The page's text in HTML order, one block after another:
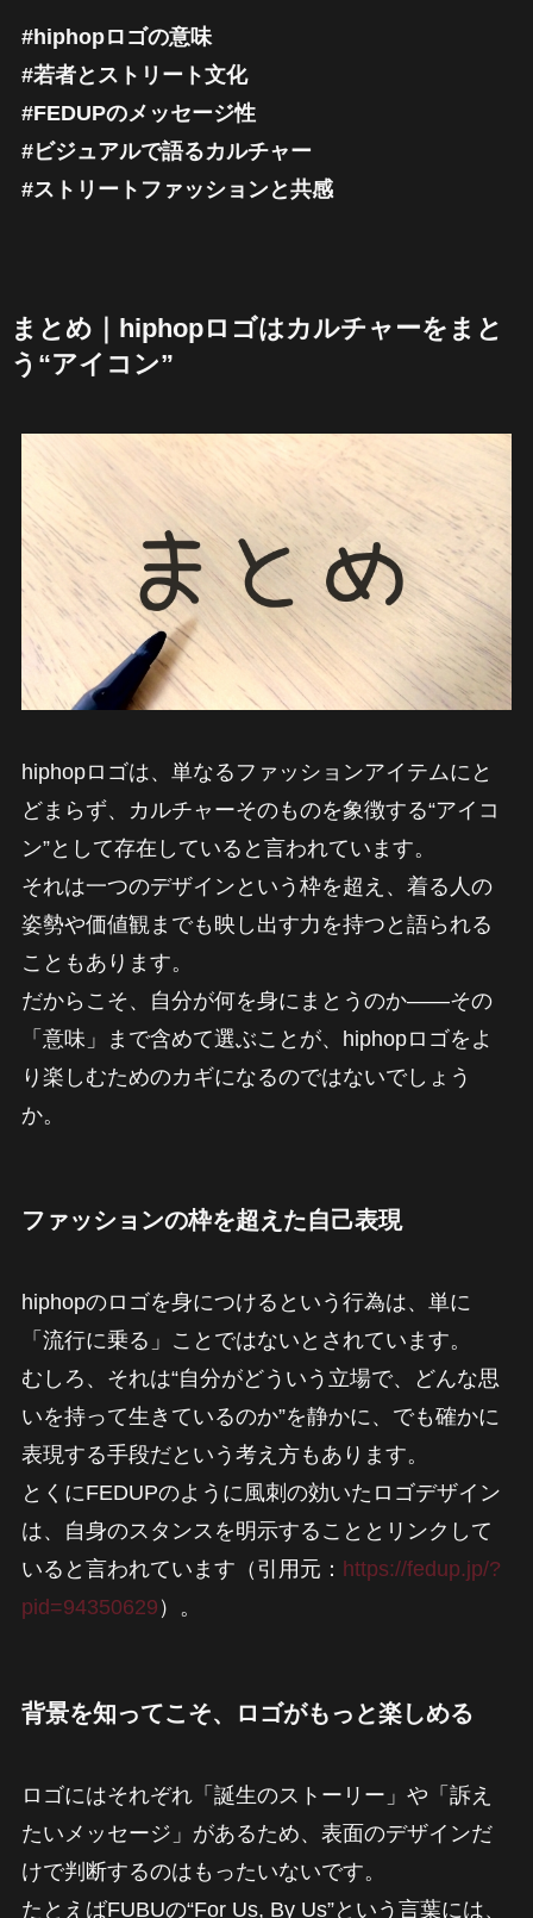
#hiphopロゴの意味
#若者とストリート文化
#FEDUPのメッセージ性
#ビジュアルで語るカルチャー
#ストリートファッションと共感
まとめ｜hiphopロゴはカルチャーをまと
う“アイコン”
hiphopロゴは、単なるファッションアイテムにと
どまらず、カルチャーそのものを象徴する“アイコ
ン”として存在していると言われています。
それは一つのデザインという枠を超え、着る人の
姿勢や価値観までも映し出す力を持つと語られる
こともあります。
だからこそ、自分が何を身にまとうのか――その
「意味」まで含めて選ぶことが、hiphopロゴをよ
り楽しむためのカギになるのではないでしょう
か。
ファッションの枠を超えた自己表現
hiphopのロゴを身につけるという行為は、単に
「流行に乗る」ことではないとされています。
むしろ、それは“自分がどういう立場で、どんな思
いを持って生きているのか”を静かに、でも確かに
表現する手段だという考え方もあります。
とくにFEDUPのように風刺の効いたロゴデザイン
は、自身のスタンスを明示することとリンクして
いると言われています（引用元： https://fedup.jp/?
pid=94350629 ）。
背景を知ってこそ、ロゴがもっと楽しめる
ロゴにはそれぞれ「誕生のストーリー」や「訴え
たいメッセージ」があるため、表面のデザインだ
けで判断するのはもったいないです。
たとえばFUBUの“For Us, By Us”という言葉には、